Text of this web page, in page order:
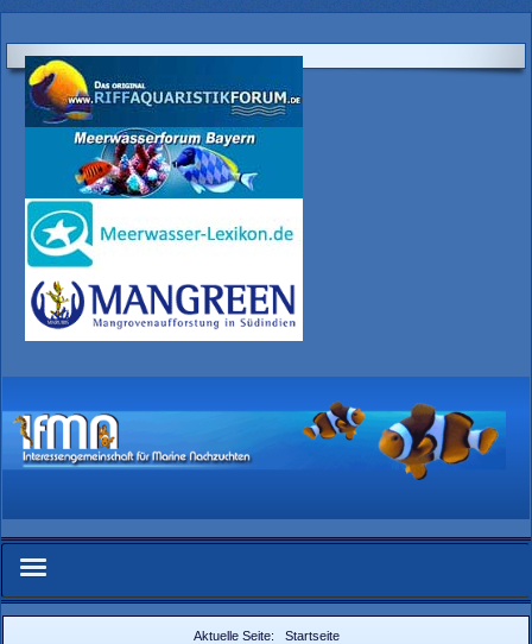
Start Aktuelle Seite: Startseite